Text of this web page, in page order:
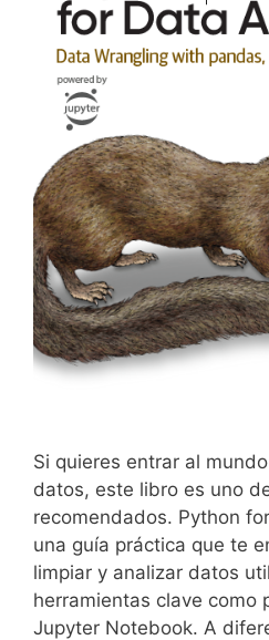
Si quieres entrar al
datos, este libro es uno
recomendados. Python
una guía práctica que te
limpiar y analizar datos
herramientas clave como
Jupyter Notebook. A